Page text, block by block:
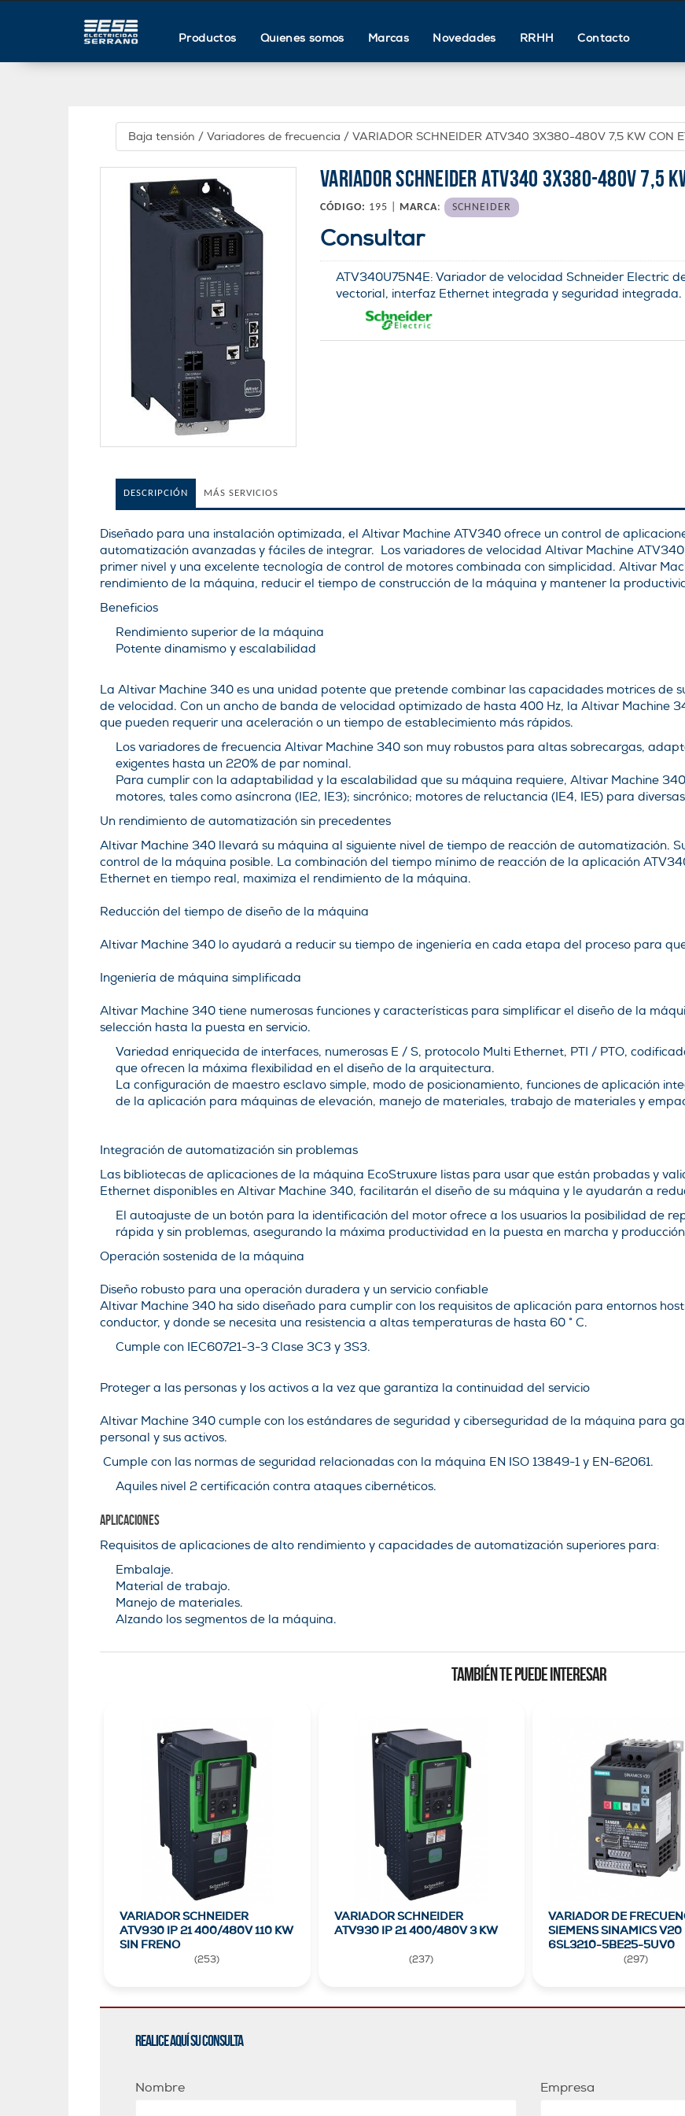
Productos Quienes somos Marcas Novedades RRHH Contacto
Baja tensión / Variadores de frecuencia / VARIADOR SCHNEIDER ATV340 3X380-480V 7,5 KW CON
VARIADOR SCHNEIDER ATV340 3X380-480V 7,5
CÓDIGO: 195 | MARCA: SCHNEIDER
Consultar
ATV340U75N4E: Variador de velocidad Schneider Electric
vectorial, interfaz Ethernet integrada y seguridad integrada.
DESCRIPCIÓN MÁS SERVICIOS
Diseñado para una instalación optimizada, el Altivar Machine ATV340 ofrece un control de
automatización avanzadas y fáciles de integrar. Los variadores de velocidad Altivar Machine
primer nivel y una excelente tecnología de control de motores combinada con simplicidad. Altivar
rendimiento de la máquina, reducir el tiempo de construcción de la máquina y mantener la
Beneficios
Rendimiento superior de la máquina
Potente dinamismo y escalabilidad
La Altivar Machine 340 es una unidad potente que pretende combinar las capacidades motrices de
de velocidad. Con un ancho de banda de velocidad optimizado de hasta 400 Hz, la Altivar Machine
que pueden requerir una aceleración o un tiempo de establecimiento más rápidos.
Los variadores de frecuencia Altivar Machine 340 son muy robustos para altas sobrecargas,
exigentes hasta un 220% de par nominal.
Para cumplir con la adaptabilidad y la escalabilidad que su máquina requiere, Altivar Machine
motores, tales como asíncrona (IE2, IE3); sincrónico; motores de reluctancia (IE4, IE5) para
Un rendimiento de automatización sin precedentes
Altivar Machine 340 llevará su máquina al siguiente nivel de tiempo de reacción de automatización.
control de la máquina posible. La combinación del tiempo mínimo de reacción de la aplicación
Ethernet en tiempo real, maximiza el rendimiento de la máquina.
Reducción del tiempo de diseño de la máquina
Altivar Machine 340 lo ayudará a reducir su tiempo de ingeniería en cada etapa del proceso para
Ingeniería de máquina simplificada
Altivar Machine 340 tiene numerosas funciones y características para simplificar el diseño de la
selección hasta la puesta en servicio.
Variedad enriquecida de interfaces, numerosas E / S, protocolo Multi Ethernet, PTI / PTO,
que ofrecen la máxima flexibilidad en el diseño de la arquitectura.
La configuración de maestro esclavo simple, modo de posicionamiento, funciones de aplicación
de la aplicación para máquinas de elevación, manejo de materiales, trabajo de materiales y
Integración de automatización sin problemas
Las bibliotecas de aplicaciones de la máquina EcoStruxure listas para usar que están probadas y
Ethernet disponibles en Altivar Machine 340, facilitarán el diseño de su máquina y le ayudarán a
El autoajuste de un botón para la identificación del motor ofrece a los usuarios la posibilidad de
rápida y sin problemas, asegurando la máxima productividad en la puesta en marcha y
Operación sostenida de la máquina
Diseño robusto para una operación duradera y un servicio confiable
Altivar Machine 340 ha sido diseñado para cumplir con los requisitos de aplicación para entornos
conductor, y donde se necesita una resistencia a altas temperaturas de hasta 60 ° C.
Cumple con IEC60721-3-3 Clase 3C3 y 3S3.
Proteger a las personas y los activos a la vez que garantiza la continuidad del servicio
Altivar Machine 340 cumple con los estándares de seguridad y ciberseguridad de la máquina para
personal y sus activos.
Cumple con las normas de seguridad relacionadas con la máquina EN ISO 13849-1 y EN-62061.
Aquiles nivel 2 certificación contra ataques cibernéticos.
Aplicaciones
Requisitos de aplicaciones de alto rendimiento y capacidades de automatización superiores para:
Embalaje.
Material de trabajo.
Manejo de materiales.
Alzando los segmentos de la máquina.
TAMBIÉN TE PUEDE INTERESAR
VARIADOR SCHNEIDER
ATV930 IP 21 400/480V 110 KW
SIN FRENO
(253)
VARIADOR SCHNEIDER
ATV930 IP 21 400/480V 3 KW
(237)
VARIADOR DE
SIEMENS SINAMICS V20
6SL3210-5BE25-5UV0
(297)
Realice aquí su consulta
Nombre Empresa